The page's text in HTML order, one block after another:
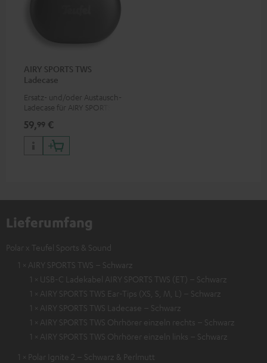
AIRY SPORTS TWS
Ladecase
Ersatz- und/oder Austausch-
Ladecase für AIRY SPORTS TWS
59,99 €
Lieferumfang
Polar x Teufel Sports & Sound
1 × AIRY SPORTS TWS – Schwarz
1 × USB-C Ladekabel AIRY SPORTS TWS (ET) – Schwarz
1 × AIRY SPORTS TWS Ear-Tips (XS, S, M, L) – Schwarz
1 × AIRY SPORTS TWS Ladecase – Schwarz
1 × AIRY SPORTS TWS Ohrhörer einzeln rechts – Schwarz
1 × AIRY SPORTS TWS Ohrhörer einzeln links – Schwarz
1 × Polar Ignite 2 – Schwarz & Perlmutt